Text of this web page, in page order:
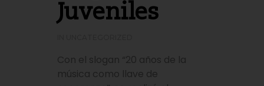
Juveniles
Con el slogan “20 años de la
música como llave de